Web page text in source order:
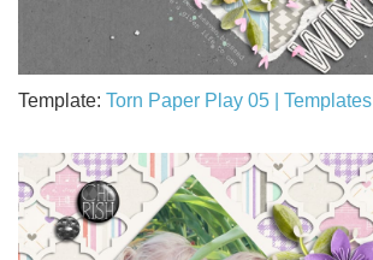
Template: Torn Paper Play 05 | Templates